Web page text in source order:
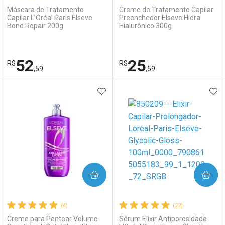
Ativar Desconto
Comprar sem Desconto
Por R$ 25,59/cada
Por R$ 25,59/cada
Ativar Desconto
Comprar sem Desconto
Por R$ 45,24/cada
Por R$ 45,24/cada
Máscara de Tratamento
Capilar L’Oréal Paris Elseve
Bond Repair 200g
R$52,59
Laboratório
Por Menos
Creme de Tratamento Capilar
Preenchedor Elseve Hidra
Hialurônico 300g
R$25,59
Laboratório
Por Menos
(4)
Creme para Pentear Volume
ADICIONAR AOS FAVORITOS
COMPRAR
(22)
Sérum Elixir Antiporosidade
COMPRAR